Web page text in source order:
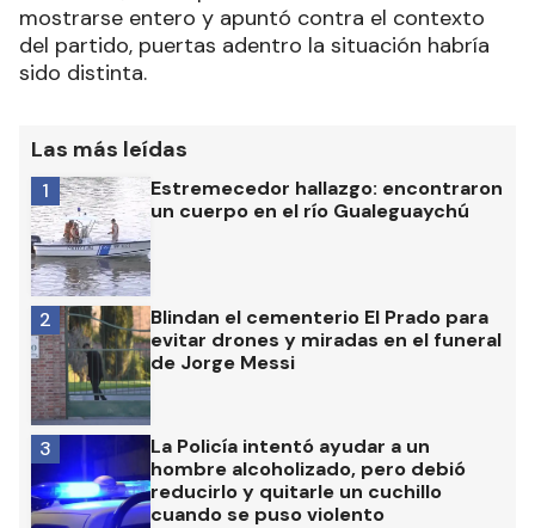
mostrarse entero y apuntó contra el contexto
del partido, puertas adentro la situación habría
sido distinta.
Las más leídas
Estremecedor hallazgo: encontraron
un cuerpo en el río Gualeguaychú
1
Blindan el cementerio El Prado para
evitar drones y miradas en el funeral
de Jorge Messi
2
La Policía intentó ayudar a un
hombre alcoholizado, pero debió
reducirlo y quitarle un cuchillo
cuando se puso violento
3